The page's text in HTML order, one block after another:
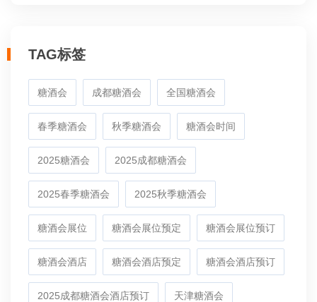
TAG标签
糖酒会 成都糖酒会 全国糖酒会
春季糖酒会 秋季糖酒会 糖酒会时间
2025糖酒会 2025成都糖酒会
2025春季糖酒会 2025秋季糖酒会
糖酒会展位 糖酒会展位预定 糖酒会展位预订
糖酒会酒店 糖酒会酒店预定 糖酒会酒店预订
2025成都糖酒会酒店预订 天津糖酒会